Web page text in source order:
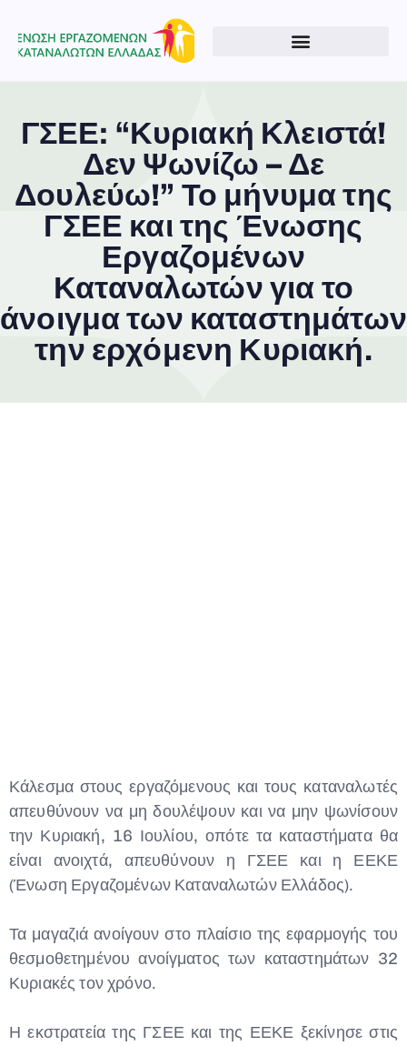
ΓΣΕΕ: “Κυριακή Κλειστά!
Δεν Ψωνίζω – Δε
Δουλεύω!” Το μήνυμα της
ΓΣΕΕ και της Ένωσης
Εργαζομένων
Καταναλωτών για το
άνοιγμα των καταστημάτων
την ερχόμενη Κυριακή.
Κάλεσμα στους εργαζόμενους και τους καταναλωτές
απευθύνουν να μη δουλέψουν και να μην ψωνίσουν
την Κυριακή, 16 Ιουλίου, οπότε τα καταστήματα θα
είναι ανοιχτά, απευθύνουν η ΓΣΕΕ και η ΕΕΚΕ
(Ένωση Εργαζομένων Καταναλωτών Ελλάδος).
Τα μαγαζιά ανοίγουν στο πλαίσιο της εφαρμογής του
θεσμοθετημένου ανοίγματος των καταστημάτων 32
Κυριακές τον χρόνο.
Η εκστρατεία της ΓΣΕΕ και της ΕΕΚΕ ξεκίνησε στις